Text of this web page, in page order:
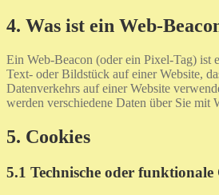
4. Was ist ein Web-
Ein Web-Beacon (oder ein Pixel-Tag) ist
Text- oder Bildstück auf einer Website,
Datenverkehrs auf einer Website
werden verschiedene Daten über Sie mit
5. Cookies
5.1 Technische oder funktionale